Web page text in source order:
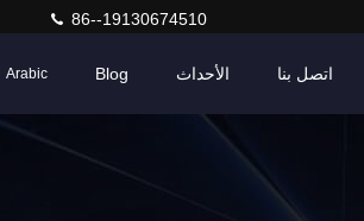
86--19130674510
اتصل بنا الأحداث Blog
Arabic